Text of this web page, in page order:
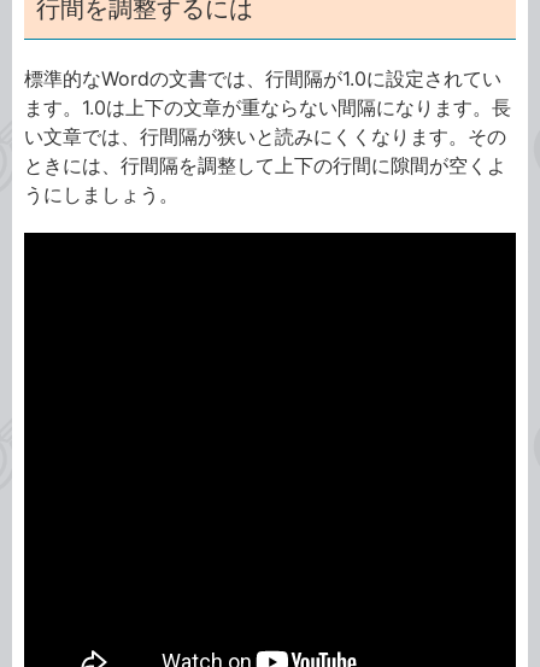
行間を調整するには
標準的なWordの文書では、行間隔が1.0に設定されてい
ます。1.0は上下の文章が重ならない間隔になります。長
い文章では、行間隔が狭いと読みにくくなります。その
ときには、行間隔を調整して上下の行間に隙間が空くよ
うにしましょう。